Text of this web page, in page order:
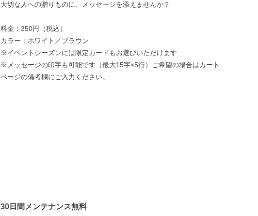
大切な人への贈りものに、メッセージを添えませんか？
料金：350円（税込）
カラー：ホワイト／ブラウン
※イベントシーズンには限定カードもお選びいただけます
※メッセージの印字も可能です（最大15字×5行）ご希望の場合はカート
ページの備考欄にご入力ください。
30日間メンテナンス無料